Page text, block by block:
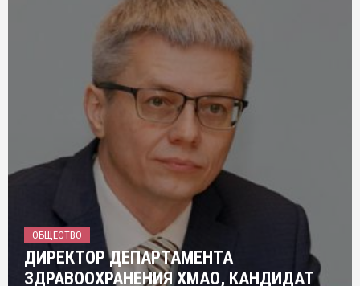
ОБЩЕСТВО
ДИРЕКТОР ДЕПАРТАМЕНТА
ЗДРАВООХРАНЕНИЯ ХМАО, КАНДИДАТ